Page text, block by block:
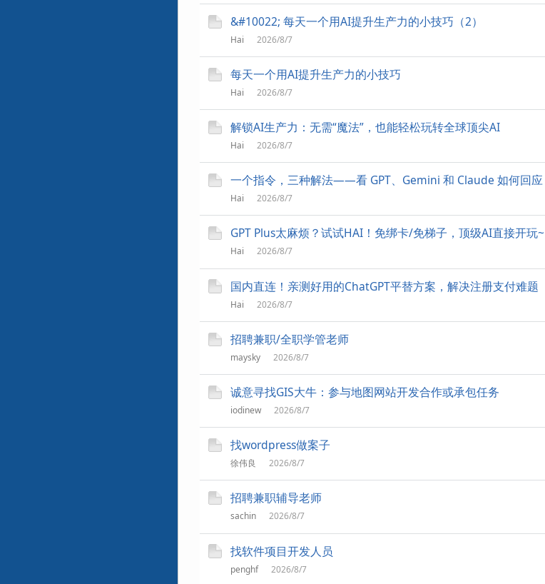
&#10022; 每天一个用AI提升生产力的小技巧（2）
Hai 2026/8/7
每天一个用AI提升生产力的小技巧
Hai 2026/8/7
解锁AI生产力：无需“魔法”，也能轻松玩转全球顶尖AI
Hai 2026/8/7
一个指令，三种解法——看 GPT、Gemini 和 Claude 如何回应
Hai 2026/8/7
GPT Plus太麻烦？试试HAI！免绑卡/免梯子，顶级AI直接开玩~
Hai 2026/8/7
国内直连！亲测好用的ChatGPT平替方案，解决注册支付难题
Hai 2026/8/7
招聘兼职/全职学管老师
maysky 2026/8/7
诚意寻找GIS大牛：参与地图网站开发合作或承包任务
iodinew 2026/8/7
找wordpress做案子
徐伟良 2026/8/7
招聘兼职辅导老师
sachin 2026/8/7
找软件项目开发人员
penghf 2026/8/7